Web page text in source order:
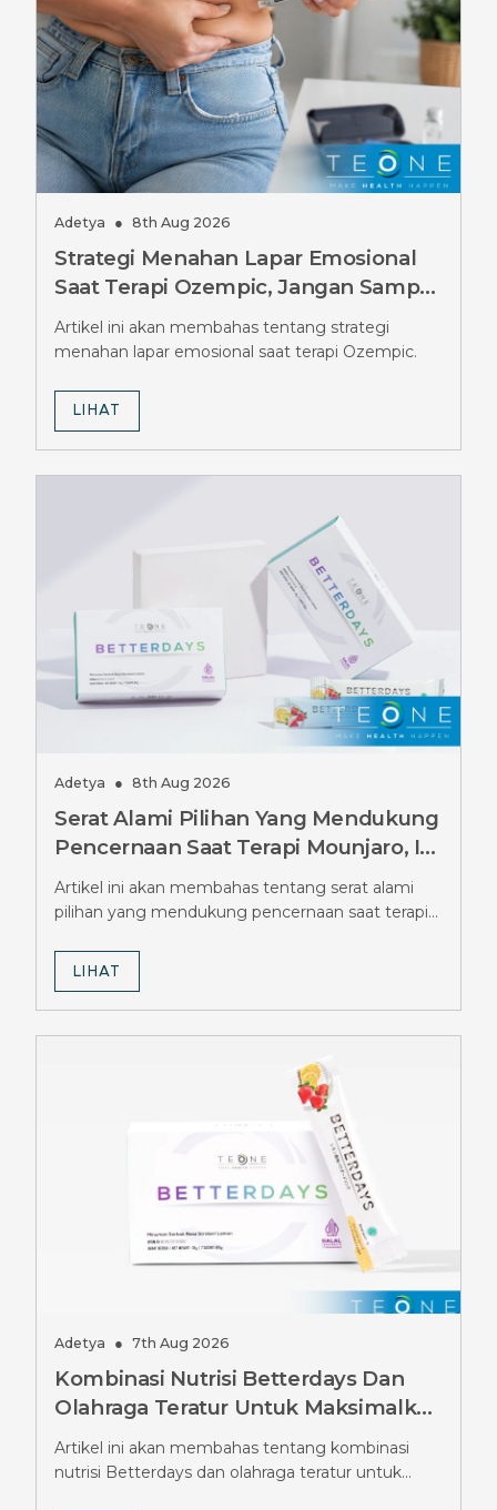
Adetya ● 8th Aug 2026
Strategi Menahan Lapar Emosional
Saat Terapi Ozempic, Jangan Sampai
Salah
Artikel ini akan membahas tentang strategi
menahan lapar emosional saat terapi Ozempic.
LIHAT
Adetya ● 8th Aug 2026
Serat Alami Pilihan Yang Mendukung
Pencernaan Saat Terapi Mounjaro, Ini
Pilihannya
Artikel ini akan membahas tentang serat alami
pilihan yang mendukung pencernaan saat terapi
LIHAT
Adetya ● 7th Aug 2026
Kombinasi Nutrisi Betterdays Dan
Olahraga Teratur Untuk Maksimalkan
Hasil Diet Ozempic, Wajib Tahu
Strateginya
Artikel ini akan membahas tentang kombinasi
nutrisi Betterdays dan olahraga teratur untuk